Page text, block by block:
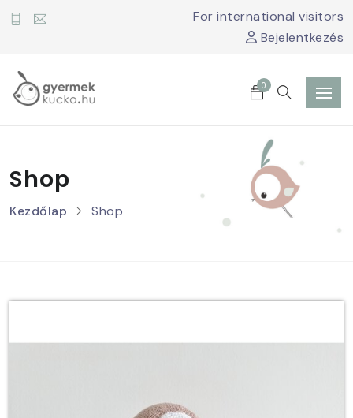
For international visitors
Bejelentkezés
0
Shop
Kezdőlap Shop